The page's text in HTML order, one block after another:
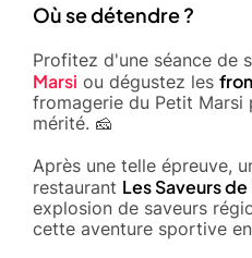
Où se détendre ?
Profitez d'une séance de
Marsi ou dégustez les
fromagerie du Petit Marsi
mérité. 🧀
Après une telle épreuve,
restaurant Les Saveurs de
explosion de saveurs
cette aventure sportive